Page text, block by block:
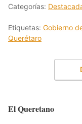
Categorías:
Etiquetas: Gobierno
Querétaro
El Queretano